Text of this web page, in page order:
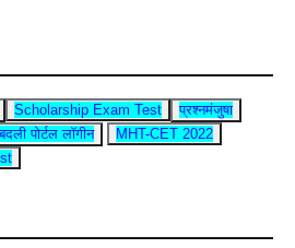
Scholarship Exam Test
प्रश्नमंजुषा
पोर्टल लॉगीन
MHT-CET 2022